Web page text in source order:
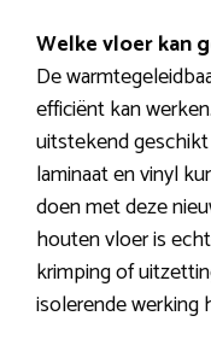
Welke vloer kan
De
efficiënt kan
uitstekend
laminaat en vinyl
doen met deze
houten vloer is
krimping of
isolerende werking